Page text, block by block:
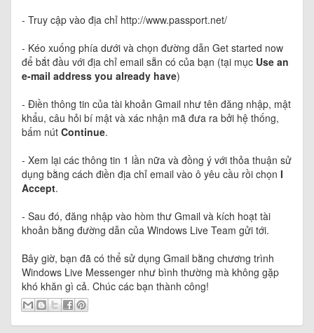
- Truy cập vào địa chỉ http://www.passport.net/
- Kéo xuống phía dưới và chọn đường dẫn Get started now
để bắt đầu với địa chỉ email sẵn có của bạn (tại mục Use an
e-mail address you already have)
- Điền thông tin của tài khoản Gmail như tên đăng nhập, mật
khẩu, câu hỏi bí mật và xác nhận mã đưa ra bởi hệ thống,
bấm nút Continue.
- Xem lại các thông tin 1 lần nữa và đồng ý với thỏa thuận sử
dụng bằng cách điền địa chỉ email vào ô yêu cầu rồi chọn I
Accept.
- Sau đó, đăng nhập vào hòm thư Gmail và kích hoạt tài
khoản bằng đường dẫn của Windows Live Team gửi tới.
Bây giờ, bạn đã có thể sử dụng Gmail bằng chương trình
Windows Live Messenger như bình thường mà không gặp
khó khăn gì cả. Chúc các bạn thành công!